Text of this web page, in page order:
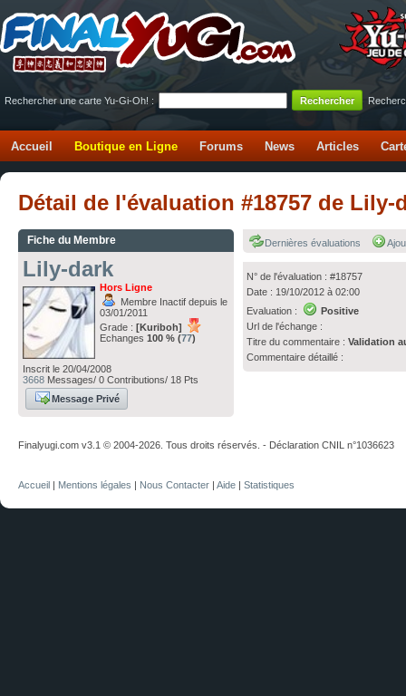
Rechercher une carte Yu-Gi-Oh! :
Accueil Boutique en Ligne Forums News Articles
Détail de l'évaluation #18757 de
Fiche du Membre
Lily-dark
Hors Ligne
Membre Inactif depuis le
03/01/2011
Grade : [Kuriboh]
Echanges 100 % (77)
Inscrit le 20/04/2008
3668 Messages/ 0 Contributions/ 18 Pts
Message Privé
Dernières évaluations
N° de l'évaluation : #18757
Date : 19/10/2012 à 02:00
Evaluation :
Positive
Url de l'échange :
Titre du commentaire :Validation
Commentaire détaillé :
Finalyugi.com v3.1 © 2004-2026. Tous droits réservés. - Déclaration CNIL n°1036623
Accueil | Mentions légales | Nous Contacter | Aide | Statistiques